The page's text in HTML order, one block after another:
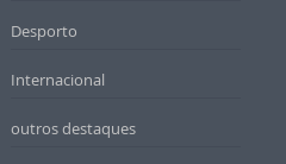
Desporto
Internacional
outros destaques